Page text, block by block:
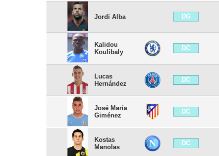
Jordi Alba DG
Kalidou
Koulibaly
DC
Lucas
Hernández
DC
José María
Giménez
DC
Kostas
Manolas
DC